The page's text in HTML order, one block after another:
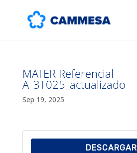
MATER Referencial
A_3T025_actualizado
Sep 19, 2025
DESCARGAR